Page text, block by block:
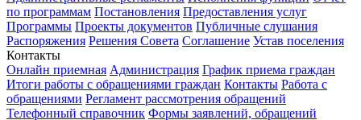
по программам Постановления Предоставления услуг
Программы Проекты документов Публичные слушания
Распоряжения Решения Совета Соглашение Устав поселения
Контакты
Онлайн приемная Администрация График приема граждан
Итоги работы с обращениями граждан Контакты Работа с
обращениями Регламент рассмотрения обращений
Телефонный справочник Формы заявлений, обращений